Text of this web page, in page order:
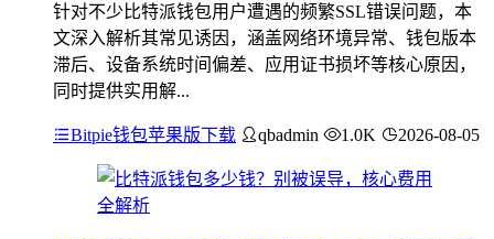
针对不少比特派钱包用户遭遇的频繁SSL错误问题，本
文深入解析其常见诱因，涵盖网络环境异常、钱包版本
滞后、设备系统时间偏差、应用证书损坏等核心原因，
同时提供实用解...
Bitpie钱包苹果版下载 qbadmin 1.0K 2026-08-05